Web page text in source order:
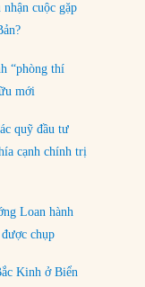
cuộc gặp
“phòng thí
mới
quỹ đầu tư
cạnh chính trị
Loan hành
chụp
Kinh ở Biển